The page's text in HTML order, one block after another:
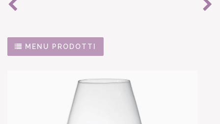
MENU PRODOTTI